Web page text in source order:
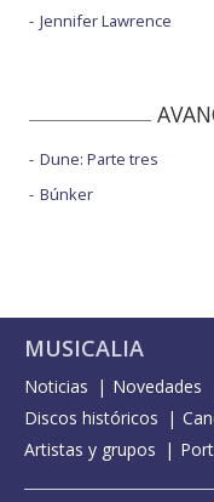
Jennifer Lawrence
Dune: Parte tres
Búnker
MUSICALIA
Noticias Novedades
Discos históricos
Artistas y grupos